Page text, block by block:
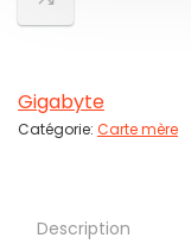
Gigabyte
Catégorie: Carte mère
Description